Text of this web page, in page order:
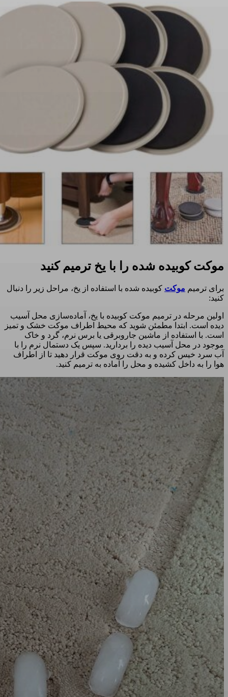
موکت کوبیده شده را با یخ ترمیم کنید
برای ترمیم موکت کوبیده شده با استفاده از یخ، مراحل زیر را دنبال
کنید:
اولین مرحله در ترمیم موکت کوبیده با یخ، آماده‌سازی محل آسیب
دیده است. ابتدا مطمئن شوید که محیط اطراف موکت خشک و تمیز
است. با استفاده از ماشین جاروبرقی یا برس نرم، گرد و خاک
موجود در محل آسیب دیده را بردارید. سپس یک دستمال نرم را با
آب سرد خیس کرده و به دقت روی موکت قرار دهید تا از اطراف
هوا را به داخل کشیده و محل را آماده به ترمیم کنید.